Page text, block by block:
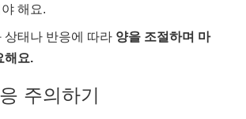
해요.
상태나 반응에 따라 양을 조절하며 마
요.
주의하기